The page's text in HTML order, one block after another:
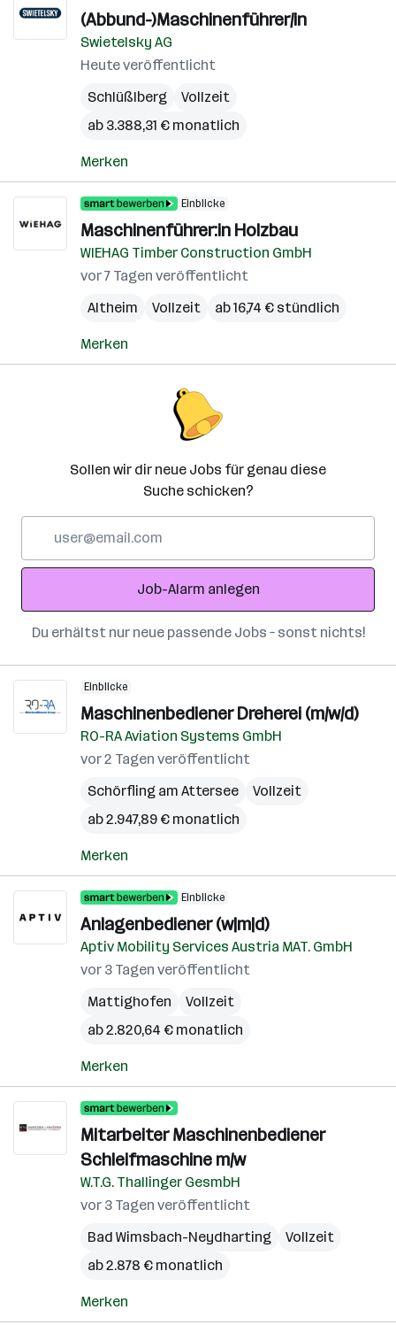
(Abbund-)Maschinenführer/in
Swietelsky AG
Heute veröffentlicht
Schlüßlberg
Vollzeit
ab 3.388,31 € monatlich
Merken
Einblicke
Maschinenführer:in Holzbau
WIEHAG Timber Construction GmbH
vor 7 Tagen veröffentlicht
Altheim
Vollzeit ab 16,74 € stündlich
Merken
Sollen wir dir neue Jobs für genau diese
Suche schicken?
Adresse
Job-Alarm anlegen
Du erhältst nur neue passende Jobs – sonst nichts!
Einblicke
Maschinenbediener Dreherei (m/w/d)
RO-RA Aviation Systems GmbH
vor 2 Tagen veröffentlicht
Schörfling am Attersee
Vollzeit
ab 2.947,89 € monatlich
Merken
Einblicke
Anlagenbediener (w|m|d)
Aptiv Mobility Services Austria MAT. GmbH
vor 3 Tagen veröffentlicht
Mattighofen
Vollzeit
ab 2.820,64 € monatlich
Merken
Mitarbeiter Maschinenbediener
Schleifmaschine m/w
W.T.G. Thallinger GesmbH
vor 3 Tagen veröffentlicht
Bad Wimsbach-Neydharting
Vollzeit
ab 2.878 € monatlich
Merken